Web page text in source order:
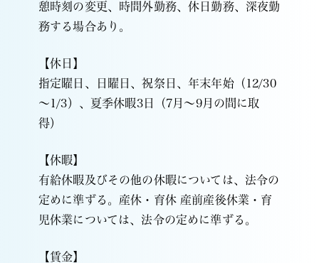
憩時刻の変更、時間外勤務、休日勤務、深夜勤
務する場合あり。
【休日】
指定曜日、日曜日、祝祭日、年末年始（12/30
～1/3）、夏季休暇3日（7月～9月の間に取
得）
【休暇】
有給休暇及びその他の休暇については、法令の
定めに準ずる。産休・育休 産前産後休業・育
児休業については、法令の定めに準ずる。
【賃金】